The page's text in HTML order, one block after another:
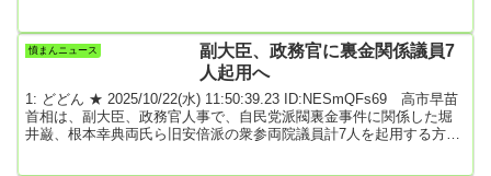
の「ミサカ」。弁当容器や袋、ラップなどあらゆる包装資材をメー
カーから仕入れ県内を中心に小売店や飲食店などに卸しています。
（ミサカ・上山正紀専務）「45リ...
憤まんニュース
副大臣、政務官に裏金関係議員7
人起用へ
1: どどん ★ 2025/10/22(水) 11:50:39.23 ID:NESmQFs69 高市早苗
首相は、副大臣、政務官人事で、自民党派閥裏金事件に関係した堀
井巌、根本幸典両氏ら旧安倍派の衆参両院議員計7人を起用する方向